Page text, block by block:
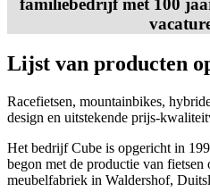
familiebedrijf met 100
Lijst van producten
Racefietsen, mountainbikes,
design en uitstekende prijs-
Het bedrijf Cube is opgericht in
begon met de productie van fietsen
meubelfabriek in Waldershof,